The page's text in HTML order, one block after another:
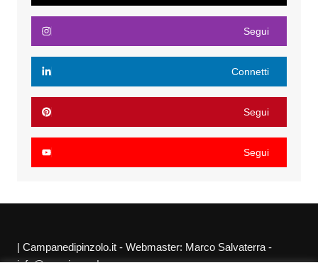
Segui
Connetti
Segui
Segui
| Campanedipinzolo.it - Webmaster: Marco Salvaterra -
info@agraria.org |